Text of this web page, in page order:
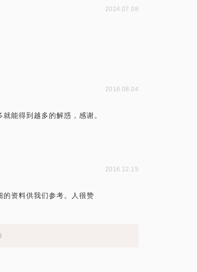
2024.07.08
2018.08.04
能得到越多的解惑，感谢。
2016.12.15
资料供我们参考。人很赞